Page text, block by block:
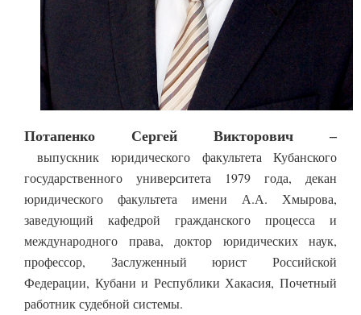
Потапенко Сергей Викторович –
выпускник юридического факультета Кубанского
государственного университета 1979 года, декан
юридического факультета имени А.А. Хмырова,
заведующий кафедрой гражданского процесса и
международного права, доктор юридических наук,
профессор, Заслуженный юрист Российской
Федерации, Кубани и Республики Хакасия, Почетный
работник судебной системы.